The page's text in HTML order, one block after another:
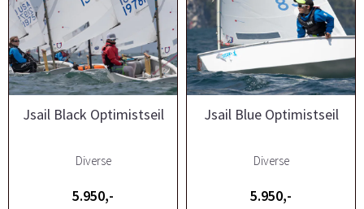
Jsail Black Optimistseil
Diverse
5.950,-
Jsail Blue Optimistseil
Diverse
5.950,-